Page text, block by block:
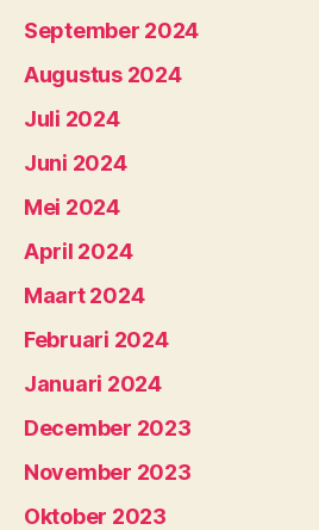
September 2024
Augustus 2024
Juli 2024
Juni 2024
Mei 2024
April 2024
Maart 2024
Februari 2024
Januari 2024
December 2023
November 2023
Oktober 2023